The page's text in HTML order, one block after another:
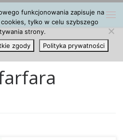
funkcjonowania zapisuje na
tylko w celu szybszego
strony.
zgody Polityka prywatności